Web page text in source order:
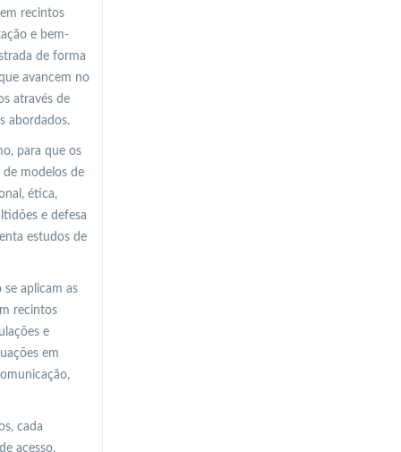
recintos
e bem-
de forma
avancem no
através de
abordados.
para que os
modelos de
ética,
e defesa
estudos de
aplicam as
recintos
e
em
cada
acesso,